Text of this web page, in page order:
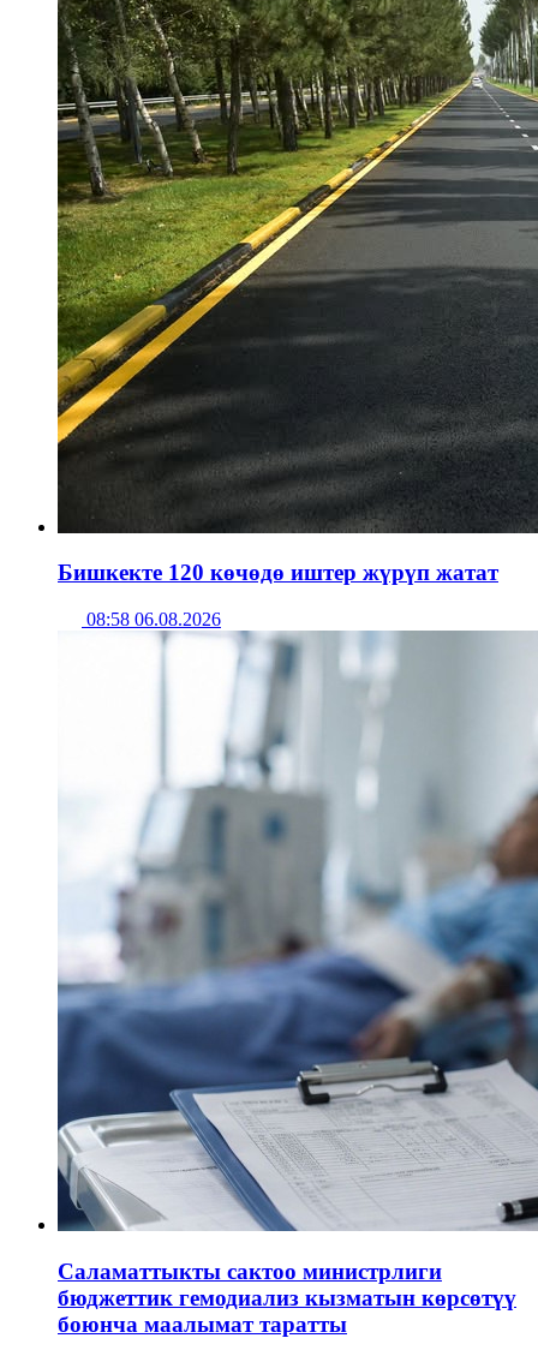
Бишкекте 120 көчөдө иштер жүрүп жатат
08:58 06.08.2026
Саламаттыкты сактоо министрлиги
бюджеттик гемодиализ кызматын көрсөтүү
боюнча маалымат таратты